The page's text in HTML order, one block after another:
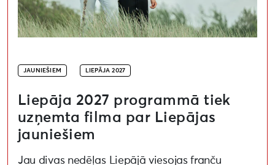
JAUNIEŠIEM LIEPĀJA 2027
Liepāja 2027 programmā tiek
uzņemta filma par Liepājas
jauniešiem
Jau divas nedēļas Liepājā viesojas franču